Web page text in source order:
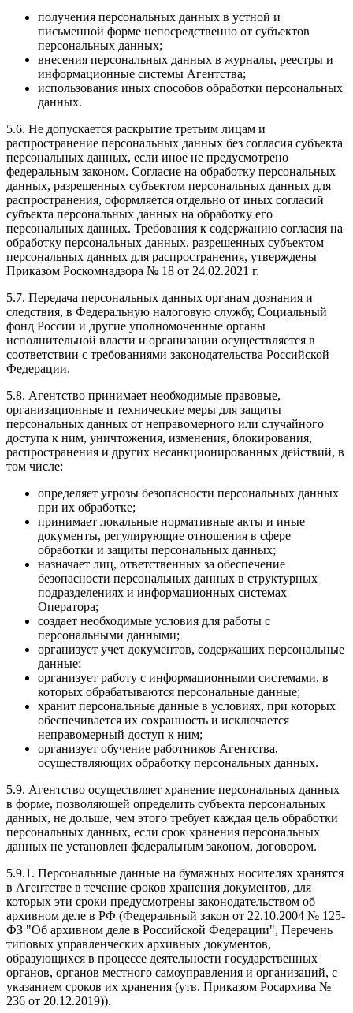
получения персональных данных в устной и
письменной форме непосредственно от субъектов
персональных данных;
внесения персональных данных в журналы, реестры и
информационные системы Агентства;
использования иных способов обработки персональных
данных.
5.6. Не допускается раскрытие третьим лицам и
распространение персональных данных без согласия субъекта
персональных данных, если иное не предусмотрено
федеральным законом. Согласие на обработку персональных
данных, разрешенных субъектом персональных данных для
распространения, оформляется отдельно от иных согласий
субъекта персональных данных на обработку его
персональных данных. Требования к содержанию согласия на
обработку персональных данных, разрешенных субъектом
персональных данных для распространения, утверждены
Приказом Роскомнадзора № 18 от 24.02.2021 г.
5.7. Передача персональных данных органам дознания и
следствия, в Федеральную налоговую службу, Социальный
фонд России и другие уполномоченные органы
исполнительной власти и организации осуществляется в
соответствии с требованиями законодательства Российской
Федерации.
5.8. Агентство принимает необходимые правовые,
организационные и технические меры для защиты
персональных данных от неправомерного или случайного
доступа к ним, уничтожения, изменения, блокирования,
распространения и других несанкционированных действий, в
том числе:
определяет угрозы безопасности персональных данных
при их обработке;
принимает локальные нормативные акты и иные
документы, регулирующие отношения в сфере
обработки и защиты персональных данных;
назначает лиц, ответственных за обеспечение
безопасности персональных данных в структурных
подразделениях и информационных системах
Оператора;
создает необходимые условия для работы с
персональными данными;
организует учет документов, содержащих персональные
данные;
организует работу с информационными системами, в
которых обрабатываются персональные данные;
хранит персональные данные в условиях, при которых
обеспечивается их сохранность и исключается
неправомерный доступ к ним;
организует обучение работников Агентства,
осуществляющих обработку персональных данных.
5.9. Агентство осуществляет хранение персональных данных
в форме, позволяющей определить субъекта персональных
данных, не дольше, чем этого требует каждая цель обработки
персональных данных, если срок хранения персональных
данных не установлен федеральным законом, договором.
5.9.1. Персональные данные на бумажных носителях хранятся
в Агентстве в течение сроков хранения документов, для
которых эти сроки предусмотрены законодательством об
архивном деле в РФ (Федеральный закон от 22.10.2004 № 125-
ФЗ "Об архивном деле в Российской Федерации", Перечень
типовых управленческих архивных документов,
образующихся в процессе деятельности государственных
органов, органов местного самоуправления и организаций, с
указанием сроков их хранения (утв. Приказом Росархива №
236 от 20.12.2019)).